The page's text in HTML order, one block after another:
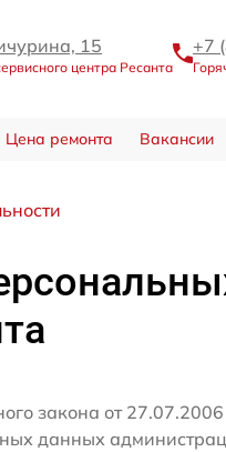
15
центра Ресанта
+7
Цена ремонта Вакансии
закона от
данных